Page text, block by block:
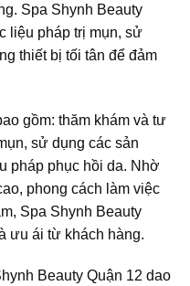
Spa Shynh Beauty
liệu pháp trị mụn, sử
thiết bị tối tân để đảm
gồm: thăm khám và tư
sử dụng các sản
pháp phục hồi da. Nhờ
phong cách làm việc
Spa Shynh Beauty
ưu ái từ khách hàng.
Beauty Quận 12 dao